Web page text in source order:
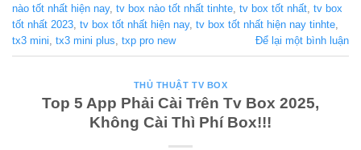
nào tốt nhất hiện nay, tv box nào tốt nhất tinhte, tv box tốt nhất, tv box
tốt nhất 2023, tv box tốt nhất hiện nay, tv box tốt nhất hiện nay tinhte,
tx3 mini, tx3 mini plus, txp pro new Để lại một bình luận
THỦ THUẬT TV BOX
Top 5 App Phải Cài Trên Tv Box 2025,
Không Cài Thì Phí Box!!!